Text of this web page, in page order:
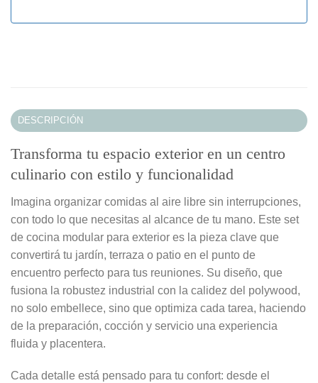
DESCRIPCIÓN
Transforma tu espacio exterior en un centro
culinario con estilo y funcionalidad
Imagina organizar comidas al aire libre sin interrupciones,
con todo lo que necesitas al alcance de tu mano. Este set
de cocina modular para exterior es la pieza clave que
convertirá tu jardín, terraza o patio en el punto de
encuentro perfecto para tus reuniones. Su diseño, que
fusiona la robustez industrial con la calidez del polywood,
no solo embellece, sino que optimiza cada tarea, haciendo
de la preparación, cocción y servicio una experiencia
fluida y placentera.
Cada detalle está pensado para tu confort: desde el